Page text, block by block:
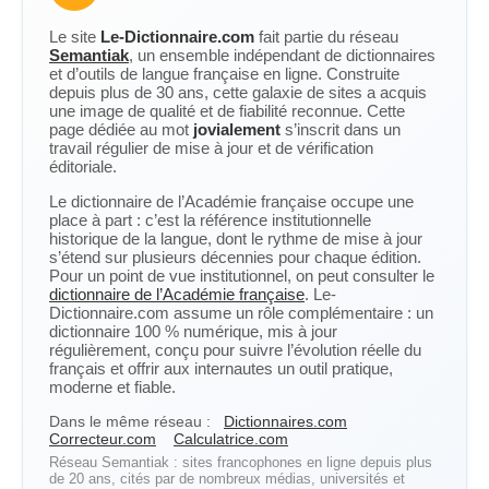
Le site Le-Dictionnaire.com fait partie du réseau
Semantiak, un ensemble indépendant de dictionnaires
et d’outils de langue française en ligne. Construite
depuis plus de 30 ans, cette galaxie de sites a acquis
une image de qualité et de fiabilité reconnue. Cette
page dédiée au mot jovialement s’inscrit dans un
travail régulier de mise à jour et de vérification
éditoriale.
Le dictionnaire de l’Académie française occupe une
place à part : c’est la référence institutionnelle
historique de la langue, dont le rythme de mise à jour
s’étend sur plusieurs décennies pour chaque édition.
Pour un point de vue institutionnel, on peut consulter le
dictionnaire de l’Académie française. Le-
Dictionnaire.com assume un rôle complémentaire : un
dictionnaire 100 % numérique, mis à jour
régulièrement, conçu pour suivre l’évolution réelle du
français et offrir aux internautes un outil pratique,
moderne et fiable.
Dans le même réseau :
Dictionnaires.com
Correcteur.com
Calculatrice.com
Réseau Semantiak : sites francophones en ligne depuis plus
de 20 ans, cités par de nombreux médias, universités et